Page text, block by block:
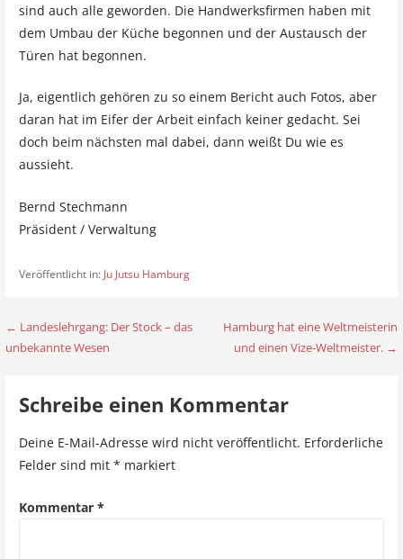
sind auch alle geworden. Die Handwerksfirmen haben mit
dem Umbau der Küche begonnen und der Austausch der
Türen hat begonnen.
Ja, eigentlich gehören zu so einem Bericht auch Fotos, aber
daran hat im Eifer der Arbeit einfach keiner gedacht. Sei
doch beim nächsten mal dabei, dann weißt Du wie es
aussieht.
Bernd Stechmann
Präsident / Verwaltung
Veröffentlicht in: Ju Jutsu Hamburg
B
a
← Landeslehrgang: Der Stock – das
unbekannte Wesen
Hamburg hat eine Weltmeisterin
und einen Vize-Weltmeister. →
Schreibe einen Kommentar
Deine E-Mail-Adresse wird nicht veröffentlicht. Erforderliche
Felder sind mit * markiert
Kommentar *